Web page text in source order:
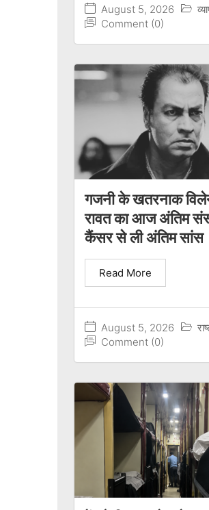
August 5, 2026
Comment (0)
गजनी के खतरनाक
रावत का आज अंतिम
कैंसर से ली अंतिम सांस
August 5, 2026
Comment (0)
Read More